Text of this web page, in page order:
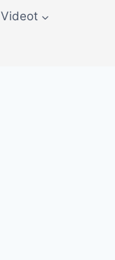
Videot